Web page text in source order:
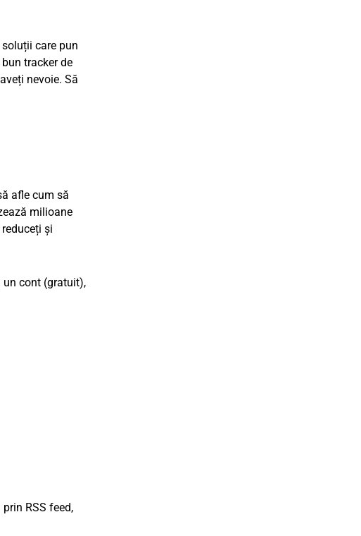
care pun
tracker de
nevoie. Să
afle cum să
milioane
și
un cont (gratuit),
RSS feed,